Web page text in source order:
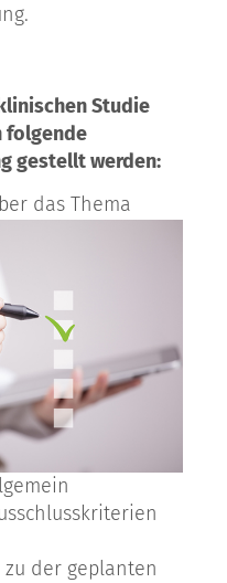
Studie
folgende
gestellt werden:
das Thema
der geplanten